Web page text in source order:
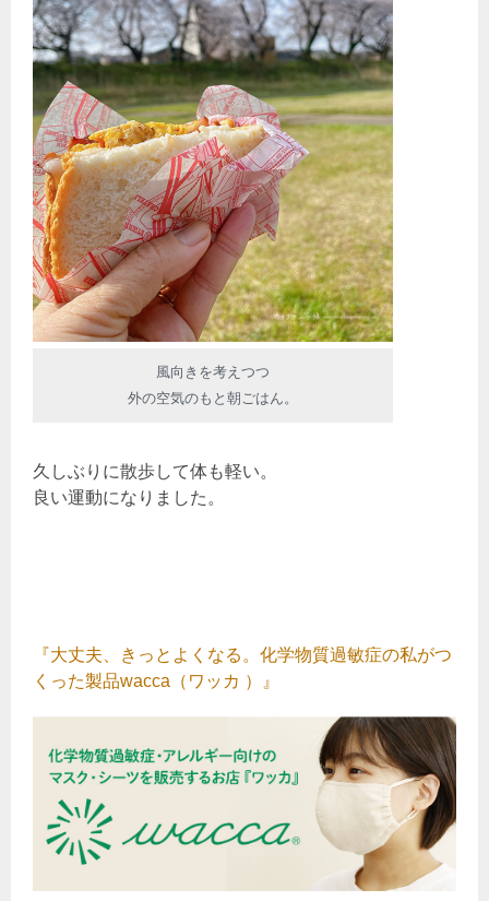
風向きを考えつつ
外の空気のもと朝ごはん。
久しぶりに散歩して体も軽い。
良い運動になりました。
『大丈夫、きっとよくなる。化学物質過敏症の私がつ
くった製品wacca（ワッカ ）』